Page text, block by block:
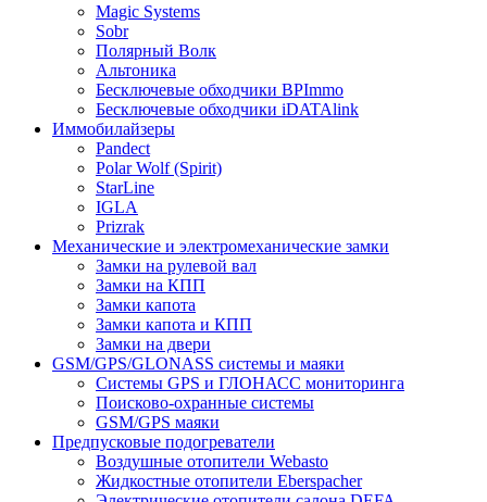
Magic Systems
Sobr
Полярный Волк
Альтоника
Бесключевые обходчики BPImmo
Бесключевые обходчики iDATAlink
Иммобилайзеры
Pandect
Polar Wolf (Spirit)
StarLine
IGLA
Prizrak
Механические и электромеханические замки
Замки на рулевой вал
Замки на КПП
Замки капота
Замки капота и КПП
Замки на двери
GSM/GPS/GLONASS системы и маяки
Системы GPS и ГЛОНАСС мониторинга
Поисково-охранные системы
GSM/GPS маяки
Предпусковые подогреватели
Воздушные отопители Webasto
Жидкостные отопители Eberspacher